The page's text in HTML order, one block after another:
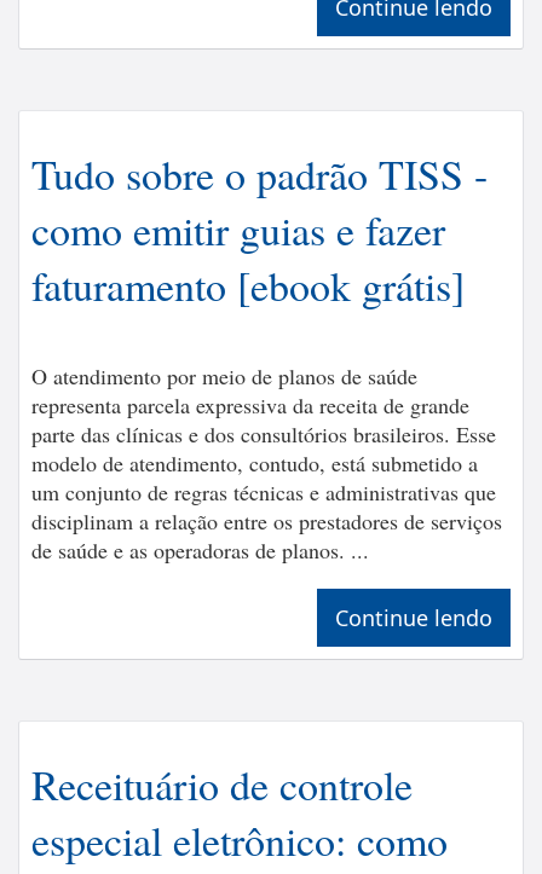
Continue lendo
Tudo sobre o padrão TISS -
como emitir guias e fazer
faturamento [ebook grátis]
O atendimento por meio de planos de saúde
representa parcela expressiva da receita de grande
parte das clínicas e dos consultórios brasileiros. Esse
modelo de atendimento, contudo, está submetido a
um conjunto de regras técnicas e administrativas que
disciplinam a relação entre os prestadores de serviços
de saúde e as operadoras de planos. ...
Continue lendo
Receituário de controle
especial eletrônico: como